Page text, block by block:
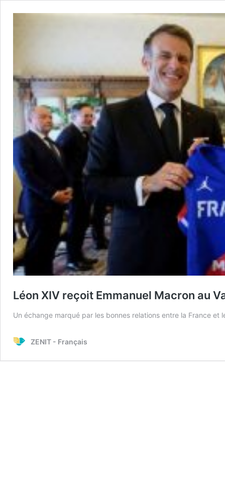
Léon XIV reçoit Emmanuel Macron au
Un échange marqué par les bonnes relations entre la France
ZENIT - Français